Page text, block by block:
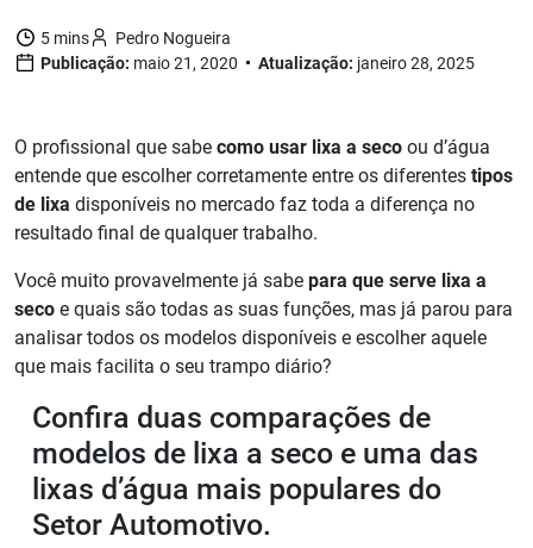
5 mins
Pedro Nogueira
Publicação: maio 21, 2020 Atualização: janeiro 28, 2025
O profissional que sabe como usar lixa a seco ou d’água
entende que escolher corretamente entre os diferentes tipos
de lixa disponíveis no mercado faz toda a diferença no
resultado final de qualquer trabalho.
Você muito provavelmente já sabe para que serve lixa a
seco e quais são todas as suas funções, mas já parou para
analisar todos os modelos disponíveis e escolher aquele
que mais facilita o seu trampo diário?
Confira duas comparações de
modelos de lixa a seco e uma das
lixas d’água mais populares do
Setor Automotivo.